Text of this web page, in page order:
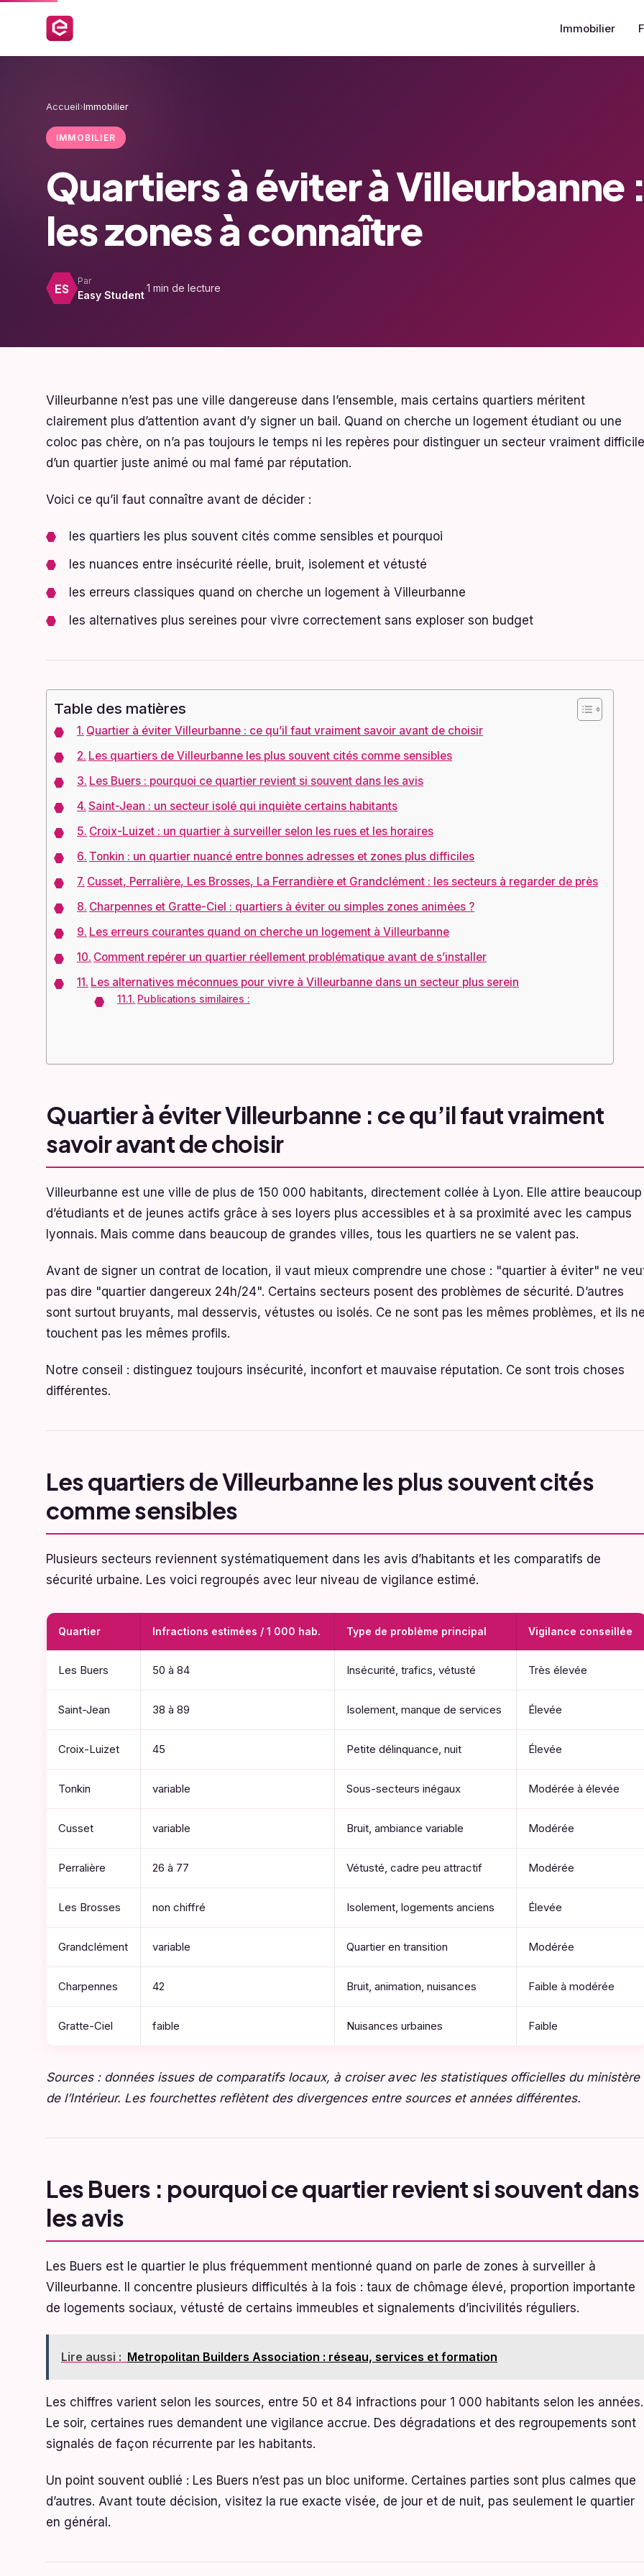
Immobilier
Accueil›Immobilier
IMMOBILIER
Quartiers à éviter à Villeurbanne
les zones à connaître
ES
Par
Easy Student
·1 min de lecture
Villeurbanne n’est pas une ville dangereuse dans l’ensemble, mais certains quartiers méritent
clairement plus d’attention avant d’y signer un bail. Quand on cherche un logement étudiant ou une
coloc pas chère, on n’a pas toujours le temps ni les repères pour distinguer un secteur vraiment difficile
d’un quartier juste animé ou mal famé par réputation.
Voici ce qu’il faut connaître avant de décider :
les quartiers les plus souvent cités comme sensibles et pourquoi
les nuances entre insécurité réelle, bruit, isolement et vétusté
les erreurs classiques quand on cherche un logement à Villeurbanne
les alternatives plus sereines pour vivre correctement sans exploser son budget
Table des matières
Quartier à éviter Villeurbanne : ce qu’il faut vraiment savoir avant de choisir
Les quartiers de Villeurbanne les plus souvent cités comme sensibles
Les Buers : pourquoi ce quartier revient si souvent dans les avis
Saint-Jean : un secteur isolé qui inquiète certains habitants
Croix-Luizet : un quartier à surveiller selon les rues et les horaires
Tonkin : un quartier nuancé entre bonnes adresses et zones plus difficiles
Cusset, Perralière, Les Brosses, La Ferrandière et Grandclément : les secteurs à regarder de près
Charpennes et Gratte-Ciel : quartiers à éviter ou simples zones animées ?
Les erreurs courantes quand on cherche un logement à Villeurbanne
Comment repérer un quartier réellement problématique avant de s’installer
Les alternatives méconnues pour vivre à Villeurbanne dans un secteur plus serein
Publications similaires :
Quartier à éviter Villeurbanne : ce qu’il faut vraiment
savoir avant de choisir
Villeurbanne est une ville de plus de 150 000 habitants, directement collée à Lyon. Elle attire beaucoup
d’étudiants et de jeunes actifs grâce à ses loyers plus accessibles et à sa proximité avec les campus
lyonnais. Mais comme dans beaucoup de grandes villes, tous les quartiers ne se valent pas.
Avant de signer un contrat de location, il vaut mieux comprendre une chose : "quartier à éviter" ne
pas dire "quartier dangereux 24h/24". Certains secteurs posent des problèmes de sécurité. D’autres
sont surtout bruyants, mal desservis, vétustes ou isolés. Ce ne sont pas les mêmes problèmes, et ils
touchent pas les mêmes profils.
Notre conseil : distinguez toujours insécurité, inconfort et mauvaise réputation. Ce sont trois choses
différentes.
Les quartiers de Villeurbanne les plus souvent cités
comme sensibles
Plusieurs secteurs reviennent systématiquement dans les avis d’habitants et les comparatifs de
sécurité urbaine. Les voici regroupés avec leur niveau de vigilance estimé.
Quartier Infractions estimées / 1 000 hab. Type de problème principal Vigilance conseillée
Les Buers 50 à 84 Insécurité, trafics, vétusté Très élevée
Saint-Jean 38 à 89 Isolement, manque de services Élevée
Croix-Luizet 45 Petite délinquance, nuit Élevée
Tonkin variable Sous-secteurs inégaux Modérée à élevée
Cusset variable Bruit, ambiance variable Modérée
Perralière 26 à 77 Vétusté, cadre peu attractif Modérée
Les Brosses non chiffré Isolement, logements anciens Élevée
Grandclément variable Quartier en transition Modérée
Charpennes 42 Bruit, animation, nuisances Faible à modérée
Gratte-Ciel faible Nuisances urbaines Faible
Sources : données issues de comparatifs locaux, à croiser avec les statistiques officielles du ministère
de l’Intérieur. Les fourchettes reflètent des divergences entre sources et années différentes.
Les Buers : pourquoi ce quartier revient si souvent dans
les avis
Les Buers est le quartier le plus fréquemment mentionné quand on parle de zones à surveiller à
Villeurbanne. Il concentre plusieurs difficultés à la fois : taux de chômage élevé, proportion importante
de logements sociaux, vétusté de certains immeubles et signalements d’incivilités réguliers.
Lire aussi : Metropolitan Builders Association : réseau, services et formation
Les chiffres varient selon les sources, entre 50 et 84 infractions pour 1 000 habitants selon les années.
Le soir, certaines rues demandent une vigilance accrue. Des dégradations et des regroupements sont
signalés de façon récurrente par les habitants.
Un point souvent oublié : Les Buers n’est pas un bloc uniforme. Certaines parties sont plus calmes que
d’autres. Avant toute décision, visitez la rue exacte visée, de jour et de nuit, pas seulement le quartier
en général.